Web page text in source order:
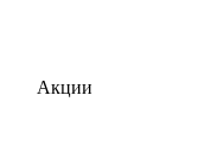
Акции